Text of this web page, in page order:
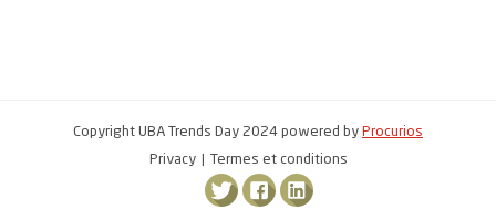
Copyright UBA Trends Day 2024 powered by Procurios
Privacy
Termes et conditions